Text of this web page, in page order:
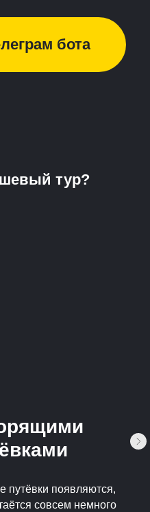
бота
тур?
путёвки появляются,
совсем немного